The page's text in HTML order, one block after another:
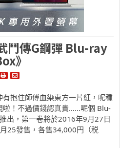
鬥傳G鋼彈 Blu-ray
》
抱住師傅血染東方一片紅，呢種
啦！不過價錢認真貴……呢個 Blu-
出，第一卷將於2016年9月27日
25發售，各售34,000円（税